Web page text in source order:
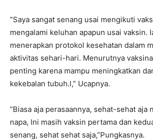
“Saya sangat senang usai mengikuti
mengalami keluhan apapun usai vaksin.
menerapkan protokol kesehatan dalam
aktivitas sehari-hari. Menurutnya
penting karena mampu meningkatkan
kekebalan tubuh.l,” Ucapnya.
“Biasa aja perasaannya, sehat-sehat aja
napa, Ini masih vaksin pertama dan
senang, sehat sehat saja,”Pungkasnya.